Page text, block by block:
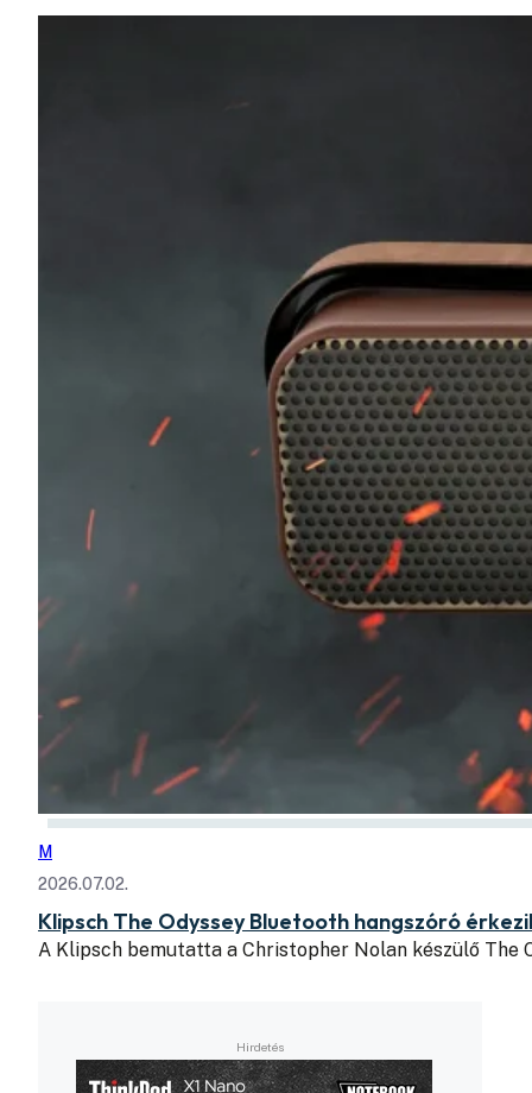
M
2026.07.02.
Klipsch The Odyssey Bluetooth hangszóró
A Klipsch bemutatta a Christopher Nolan készülő